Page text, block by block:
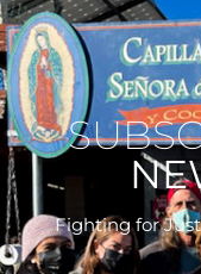
Fighting for